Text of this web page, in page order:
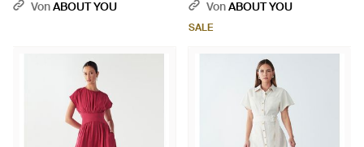
VonABOUT YOU
VonABOUT YOU
SALE